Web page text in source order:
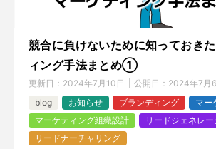
競合に負けないために知っておき
ィング手法まとめ①
更新日： 2024年7月10日 公開日： 2024年7月
blog
お知らせ ブランディング
マー
マーケティング組織設計
リードジェネレー
リードナーチャリング